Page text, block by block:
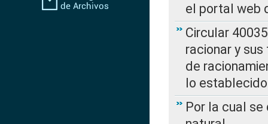
el portal web
Circular
racionar y
de
lo
Por la cual